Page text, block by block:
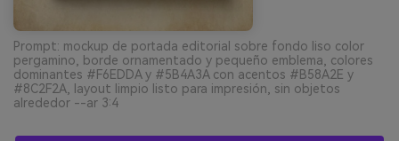
Prompt: mockup de portada editorial sobre fondo liso color
pergamino, borde ornamentado y pequeño emblema, colores
dominantes #F6EDDA y #5B4A3A con acentos #B58A2E y
#8C2F2A, layout limpio listo para impresión, sin objetos
alrededor --ar 3:4